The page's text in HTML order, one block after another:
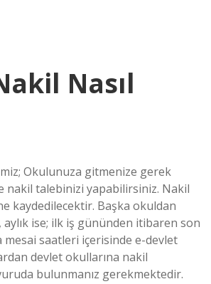
Nasıl
Okulunuza gitmenize gerek
nakil talebinizi yapabilirsiniz. Nakil
kaydedilecektir. Başka okuldan
ise; ilk iş gününden itibaren son
saatleri içerisinde e-devlet
devlet okullarına nakil
bulunmanız gerekmektedir.